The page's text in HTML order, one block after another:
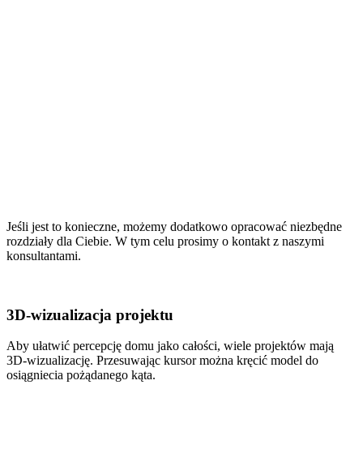
Jeśli jest to konieczne, możemy dodatkowo opracować niezbędne
rozdziały dla Ciebie. W tym celu prosimy o kontakt z naszymi
konsultantami.
3D-wizualizacja projektu
Aby ułatwić percepcję domu jako całości, wiele projektów mają
3D-wizualizację. Przesuwając kursor można kręcić model do
osiągniecia pożądanego kąta.